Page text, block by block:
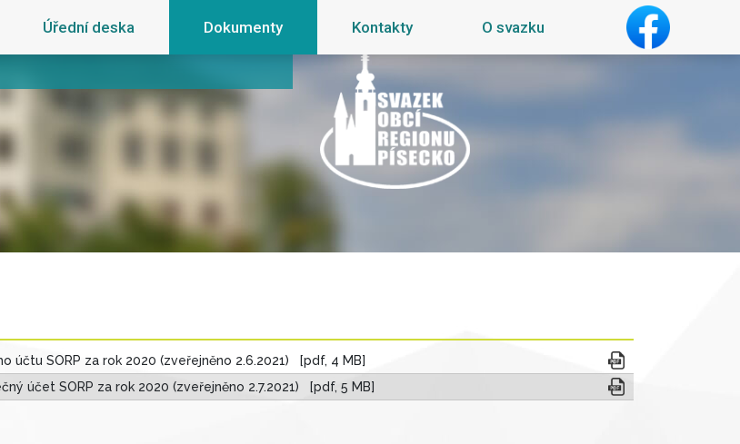
Úřední deska Dokumenty Kontakty O svazku Facebook
účtu SORP za rok 2020 (zveřejněno 2.6.2021) [pdf, 4 MB]
účet SORP za rok 2020 (zveřejněno 2.7.2021) [pdf, 5 MB]